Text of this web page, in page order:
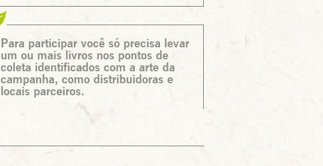
Para participar você só precisa levar
um ou mais livros nos pontos de
coleta identificados com a arte da
campanha, como distribuidoras e
locais parceiros.